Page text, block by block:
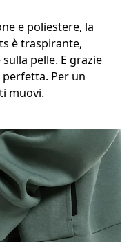
e poliestere, la
è traspirante,
pelle. E grazie
perfetta. Per un
muovi.